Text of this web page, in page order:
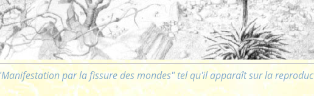
par la fissure des mondes" tel qu'il apparaît sur la